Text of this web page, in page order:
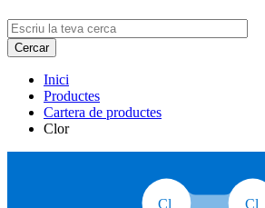
Inici
Productes
Cartera de productes
Clor